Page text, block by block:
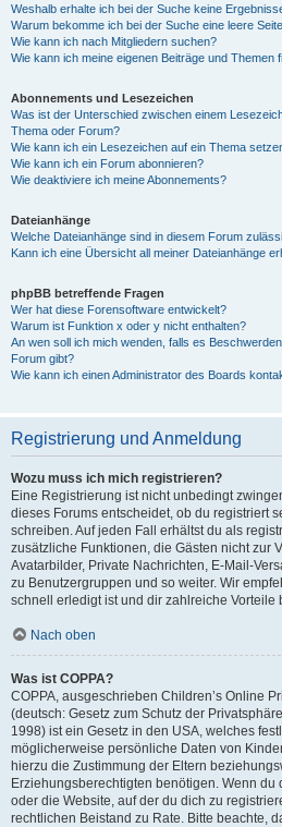
Weshalb erhalte ich bei der Suche keine
Warum bekomme ich bei der Suche eine leere
Wie kann ich nach Mitgliedern suchen?
Wie kann ich meine eigenen Beiträge und Themen
Abonnements und Lesezeichen
Was ist der Unterschied zwischen einem
Thema oder Forum?
Wie kann ich ein Lesezeichen auf ein Thema
Wie kann ich ein Forum abonnieren?
Wie deaktiviere ich meine Abonnements?
Dateianhänge
Welche Dateianhänge sind in diesem Forum
Kann ich eine Übersicht all meiner Dateianhänge
phpBB betreffende Fragen
Wer hat diese Forensoftware entwickelt?
Warum ist Funktion x oder y nicht enthalten?
An wen soll ich mich wenden, falls es
Forum gibt?
Wie kann ich einen Administrator des Boards
Registrierung und Anmeldung
Wozu muss ich mich registrieren?
Eine Registrierung ist nicht unbedingt
dieses Forums entscheidet, ob du registriert
schreiben. Auf jeden Fall erhältst du als
zusätzliche Funktionen, die Gästen nicht zur
Avatarbilder, Private Nachrichten, E-Mail-
zu Benutzergruppen und so weiter. Wir
schnell erledigt ist und dir zahlreiche Vorteile
Nach oben
Was ist COPPA?
COPPA, ausgeschrieben Children’s Online
(deutsch: Gesetz zum Schutz der
1998) ist ein Gesetz in den USA, welches
möglicherweise persönliche Daten von
hierzu die Zustimmung der Eltern
Erziehungsberechtigten benötigen. Wenn du
oder die Website, auf der du dich zu
rechtlichen Beistand zu Rate. Bitte beachte,